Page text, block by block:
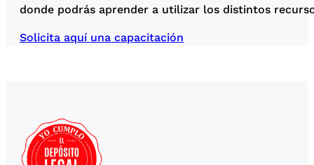
donde podrás aprender a utilizar los distintos
Solicita aquí una capacitación